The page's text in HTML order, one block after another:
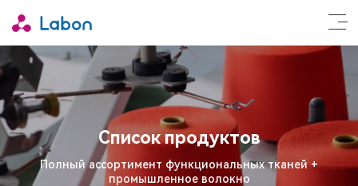
Список продуктов
Полный ассортимент функциональных тканей +
промышленное волокно